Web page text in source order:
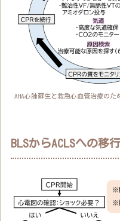
AHA心肺蘇生と救急心血管治療の
BLSからACLSへの移行